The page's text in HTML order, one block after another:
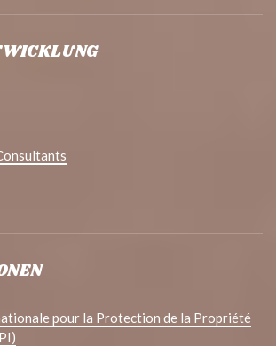
pour la Protection de la Propriété